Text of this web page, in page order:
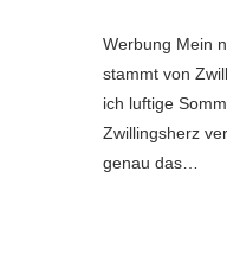
Werbung Mein
stammt von
ich luftige
Zwillingsherz
genau das…